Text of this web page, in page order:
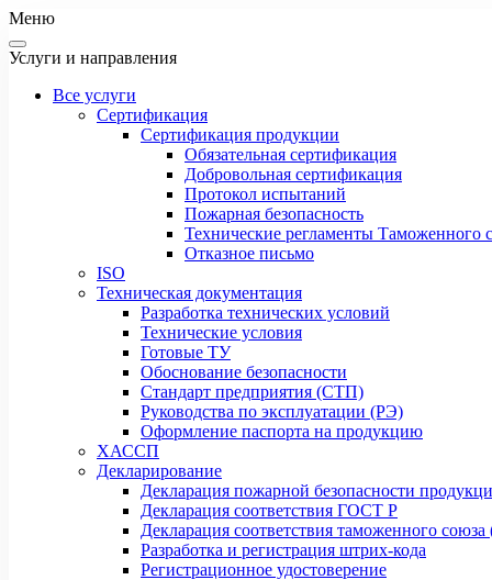
Меню
Услуги и направления
Все услуги
Сертификация
Сертификация продукции
Обязательная сертификация
Добровольная сертификация
Протокол испытаний
Пожарная безопасность
Технические регламенты Таможенного
Отказное письмо
ISO
Техническая документация
Разработка технических условий
Технические условия
Готовые ТУ
Обоснование безопасности
Стандарт предприятия (СТП)
Руководства по эксплуатации (РЭ)
Оформление паспорта на продукцию
ХАССП
Декларирование
Декларация пожарной безопасности
Декларация соответствия ГОСТ Р
Декларация соответствия таможенного
Разработка и регистрация штрих-кода
Регистрационное удостоверение